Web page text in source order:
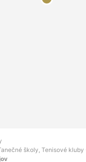
školy, Tenisové kluby